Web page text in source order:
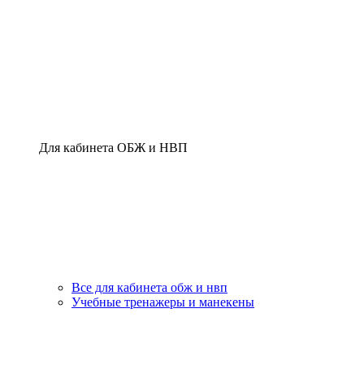
Для кабинета ОБЖ и НВП
Все для кабинета обж и нвп
Учебные тренажеры и манекены